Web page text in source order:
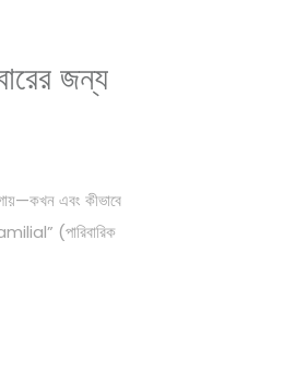
জন্য
এবং কীভাবে
(পারিবারিক